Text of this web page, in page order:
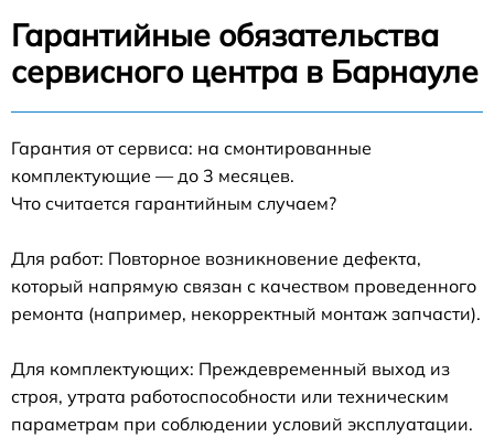
Гарантийные обязательства
сервисного центра в Барнауле
Гарантия от сервиса: на смонтированные
комплектующие — до 3 месяцев.
Что считается гарантийным случаем?
Для работ: Повторное возникновение дефекта,
который напрямую связан с качеством проведенного
ремонта (например, некорректный монтаж запчасти).
Для комплектующих: Преждевременный выход из
строя, утрата работоспособности или техническим
параметрам при соблюдении условий эксплуатации.